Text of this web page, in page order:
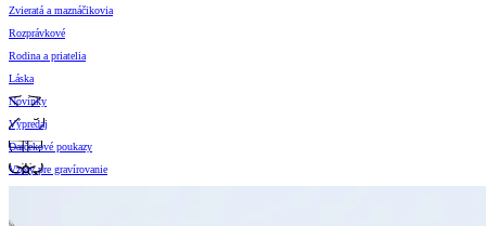
Zvieratá a maznáčikovia
Rozprávkové
Rodina a priatelia
Láska
Novinky
Výpredaj
Darčekové poukazy
Vzory pre gravírovanie